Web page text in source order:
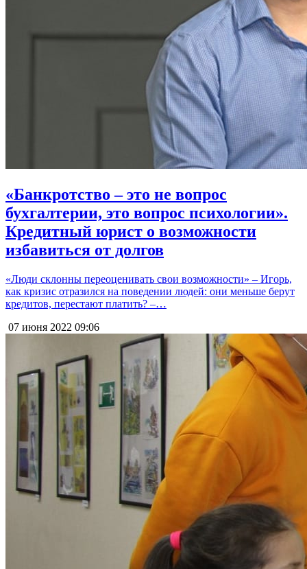
«Банкротство – это не вопрос
бухгалтерии, это вопрос психологии».
Кредитный юрист о возможности
избавиться от долгов
«Люди склонны переоценивать свои возможности» – Игорь,
как кризис отразился на поведении людей: они меньше берут
кредитов, перестают платить? –…
07 июня 2022 09:06